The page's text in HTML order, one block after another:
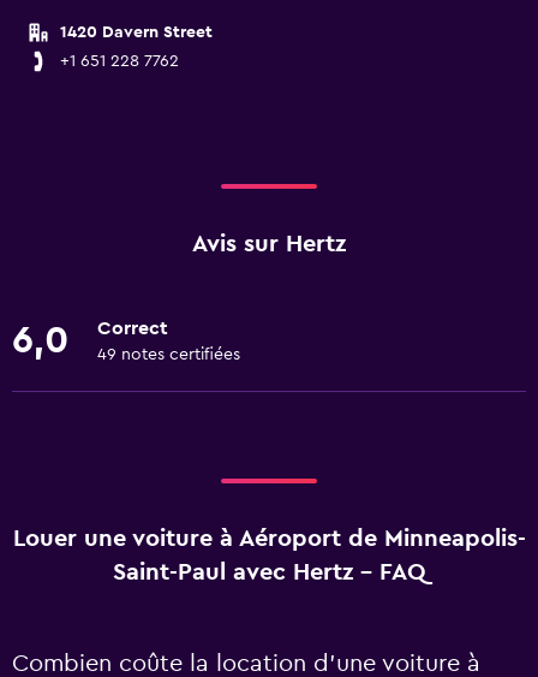
1420 Davern Street
+1 651 228 7762
Avis sur Hertz
6,0 Correct
49 notes certifiées
Louer une voiture à Aéroport de Minneapolis-
Saint-Paul avec Hertz - FAQ
Combien coûte la location d’une voiture à